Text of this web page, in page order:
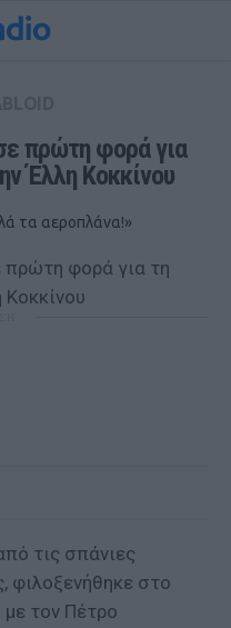
πρώτη φορά για
Έλλη Κοκκίνου
τα αεροπλάνα!»
τις σπάνιες
φιλοξενήθηκε στο
τον Πέτρο